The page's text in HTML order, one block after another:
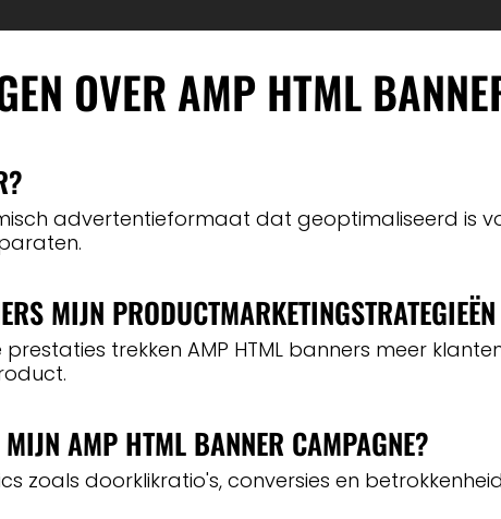
OVER AMP HTML
advertentieformaat dat geoptimaliseerd is
MIJN
trekken AMP HTML banners meer
AMP HTML BANNER CAMPAGNE?
zoals doorklikratio's, conversies en